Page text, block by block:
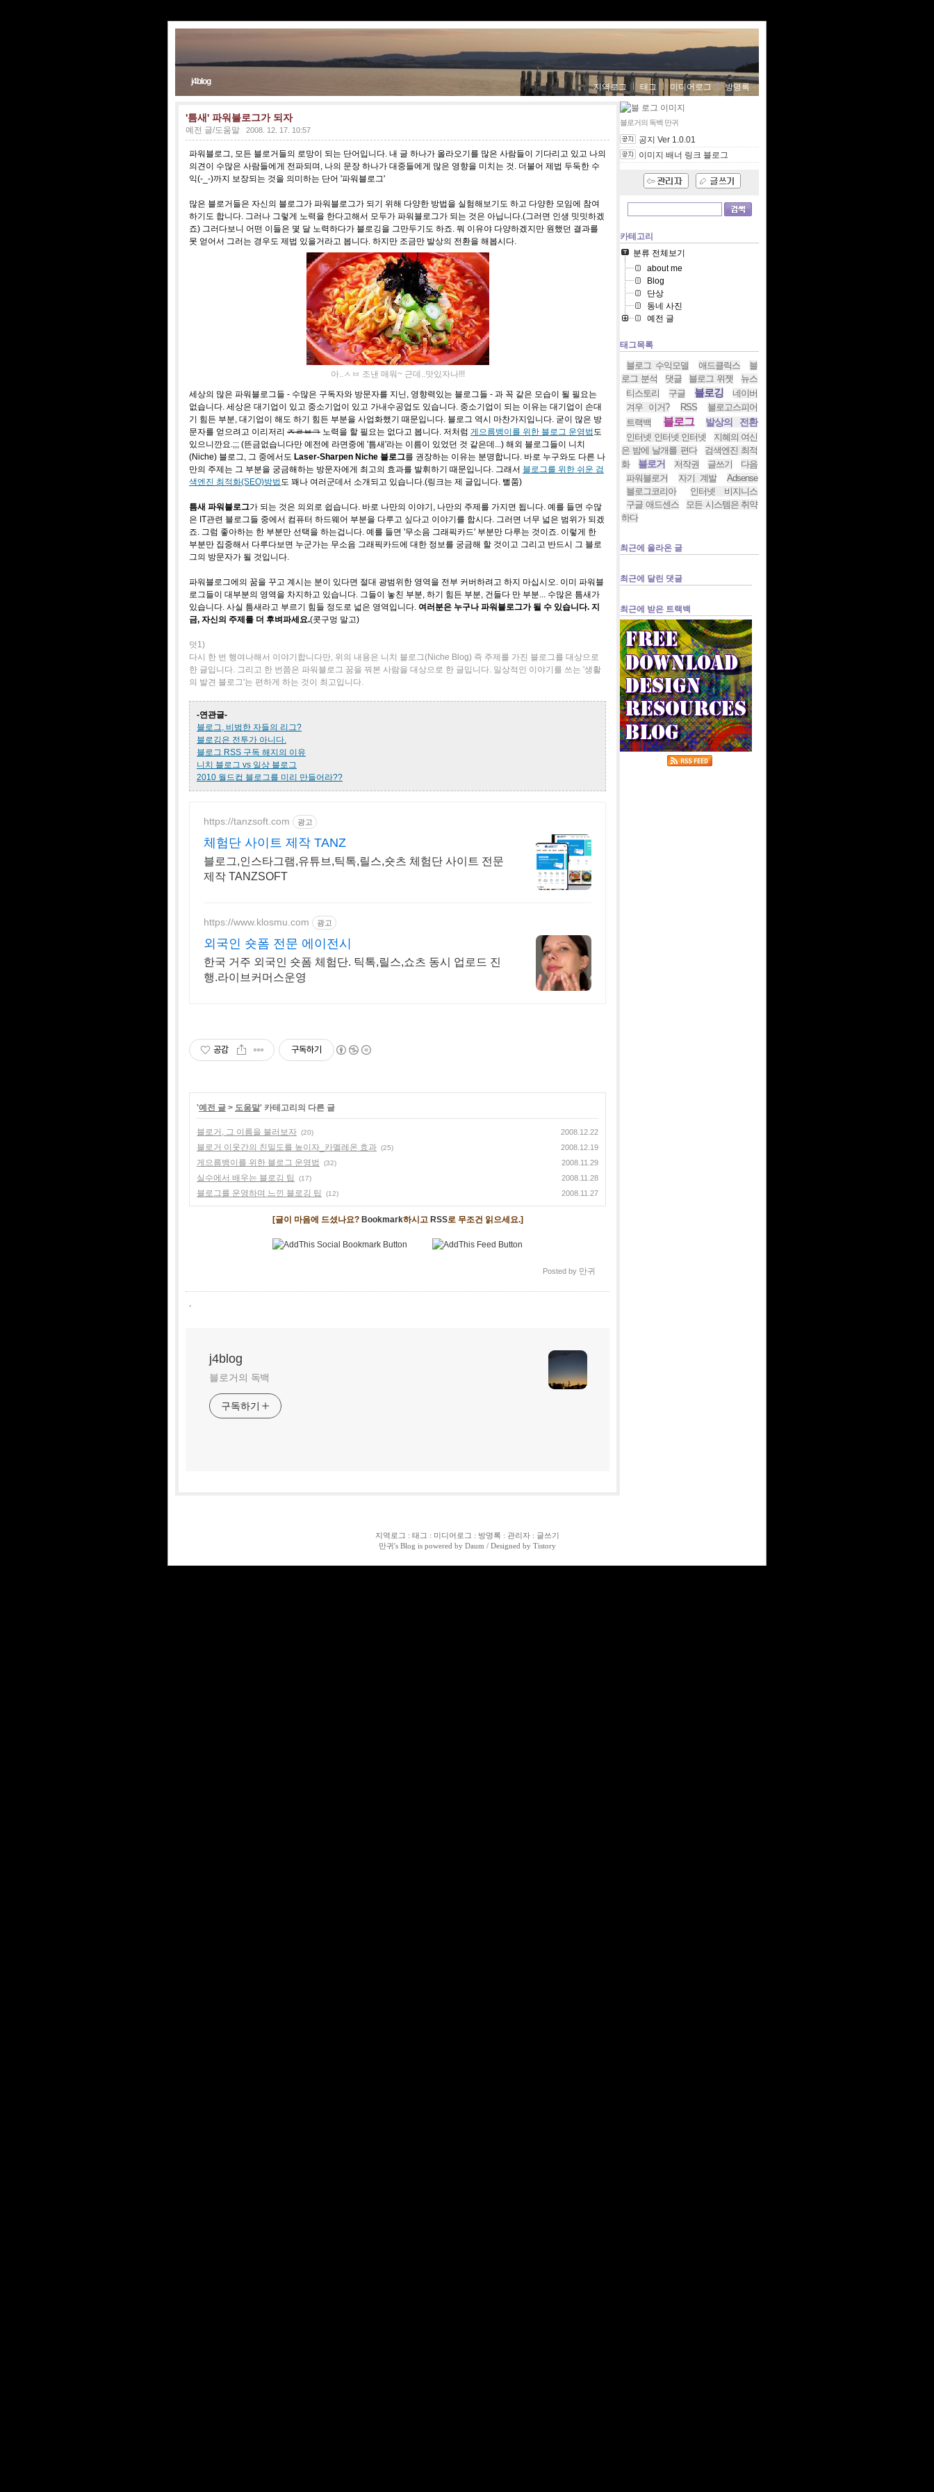
j4blog
지역로그 태그 미디어로그 방명록
'틈새' 파워블로그가 되자
예전 글/도움말 2008. 12. 17. 10:57
파워블로그, 모든 블로거들의 로망이 되는 단어입니다. 내 글 하나가 올라오기를 많은 사람들이 기다리고 있고 나의
의견이 수많은 사람들에게 전파되며, 나의 문장 하나가 대중들에게 많은 영향을 미치는 것. 더불어 제법 두둑한 수
익(-_-)까지 보장되는 것을 의미하는 단어 '파워블로그'
많은 블로거들은 자신의 블로그가 파워블로그가 되기 위해 다양한 방법을 실험해보기도 하고 다양한 모임에 참여
하기도 합니다. 그러나 그렇게 노력을 한다고해서 모두가 파워블로그가 되는 것은 아닙니다.(그러면 인생 밋밋하겠
죠) 그러다보니 어떤 이들은 몇 달 노력하다가 블로깅을 그만두기도 하죠. 뭐 이유야 다양하겠지만 원했던 결과를
못 얻어서 그러는 경우도 제법 있을거라고 봅니다. 하지만 조금만 발상의 전환을 해봅시다.
아..ㅅㅂ 조낸 매워~ 근데..맛있자나!!!
세상의 많은 파워블로그들 - 수많은 구독자와 방문자를 지닌, 영향력있는 블로그들 - 과 꼭 같은 모습이 될 필요는
없습니다. 세상은 대기업이 있고 중소기업이 있고 가내수공업도 있습니다. 중소기업이 되는 이유는 대기업이 손대
기 힘든 부분, 대기업이 해도 하기 힘든 부분을 사업화했기 때문입니다. 블로그 역시 마찬가지입니다. 굳이 많은 방
문자를 얻으려고 이리저리 ㅈㄹㅂㄱ 노력을 할 필요는 없다고 봅니다. 저처럼 게으름뱅이를 위한 블로그 운영법 도
있으니깐요.;;; (뜬금없습니다만 예전에 라면중에 '틈새'라는 이름이 있었던 것 같은데...) 해외 블로그들이 니치
(Niche) 블로그, 그 중에서도 Laser-Sharpen Niche 블로그를 권장하는 이유는 분명합니다. 바로 누구와도 다른 나
만의 주제는 그 부분을 궁금해하는 방문자에게 최고의 효과를 발휘하기 때문입니다. 그래서 블로그를 위한 쉬운 검
색엔진 최적화(SEO)방법 도 꽤나 여러군데서 소개되고 있습니다.(링크는 제 글입니다. 뻘쭘)
틈새 파워블로그가 되는 것은 의외로 쉽습니다. 바로 나만의 이야기, 나만의 주제를 가지면 됩니다. 예를 들면 수많
은 IT관련 블로그들 중에서 컴퓨터 하드웨어 부분을 다루고 싶다고 이야기를 합시다. 그러면 너무 넓은 범위가 되겠
죠. 그럼 좋아하는 한 부분만 선택을 하는겁니다. 예를 들면 '무소음 그래픽카드' 부분만 다루는 것이죠. 이렇게 한
부분만 집중해서 다루다보면 누군가는 무소음 그래픽카드에 대한 정보를 궁금해 할 것이고 그리고 반드시 그 블로
그의 방문자가 될 것입니다.
파워블로그에의 꿈을 꾸고 계시는 분이 있다면 절대 광범위한 영역을 전부 커버하려고 하지 마십시오. 이미 파워블
로그들이 대부분의 영역을 차지하고 있습니다. 그들이 놓친 부분, 하기 힘든 부분, 건들다 만 부분... 수많은 틈새가
있습니다. 사실 틈새라고 부르기 힘들 정도로 넓은 영역입니다. 여러분은 누구나 파워블로그가 될 수 있습니다. 지
금, 자신의 주제를 더 후벼파세요.(콧구멍 말고)
덧1)
다시 한 번 행여나해서 이야기합니다만, 위의 내용은 니치 블로그(Niche Blog) 즉 주제를 가진 블로그를 대상으로
한 글입니다. 그리고 한 번쯤은 파워블로그 꿈을 꿔본 사람을 대상으로 한 글입니다. 일상적인 이야기를 쓰는 '생활
의 발견 블로그'는 편하게 하는 것이 최고입니다.
-연관글-
블로그, 비범한 자들의 리그?
블로깅은 전투가 아니다.
블로그 RSS 구독 해지의 이유
니치 블로그 vs 일상 블로그
2010 월드컵 블로그를 미리 만들어라??
https://tanzsoft.com 광고
체험단 사이트 제작 TANZ
블로그,인스타그램,유튜브,틱톡,릴스,숏츠 체험단 사이트 전문
제작 TANZSOFT
https://www.klosmu.com 광고
외국인 숏폼 전문 에이전시
한국 거주 외국인 숏폼 체험단. 틱톡,릴스,쇼츠 동시 업로드 진
행.라이브커머스운영
공감 구독하기
'예전 글 > 도움말' 카테고리의 다른 글
블로거, 그 이름을 불러보자 (20) 2008.12.22
블로거 이웃간의 친밀도를 높이자_카멜레온 효과 (25) 2008.12.19
게으름뱅이를 위한 블로그 운영법 (32) 2008.11.29
실수에서 배우는 블로깅 팁 (17) 2008.11.28
블로그를 운영하며 느낀 블로깅 팁 (12) 2008.11.27
[글이 마음에 드셨나요? Bookmark하시고 RSS로 무조건 읽으세요.]
Posted by 만귀
j4blog
블로거의 독백
구독하기
블로거의 독백 만귀
공지 Ver 1.0.01
이미지 배너 링크 블로그
카테고리
분류 전체보기
about me
Blog
단상
동네 사진
예전 글
태그목록
블로그 수익모델 애드클릭스
블
로그 분석
댓글 블로그 위젯
뉴스
티스토리
구글 블로깅
네이버
겨우 이거?
RSS
블로고스피어
트랙백
블로그 발상의 전환
인터넷 인터넷 인터넷
지혜의 여신
은 밤에 날개를 편다
검색엔진 최적
화
블로거 저작권 글쓰기
다음
파워블로거
자기 계발
Adsense
블로그코리아
인터넷 비지니스
구글 애드센스
모든 시스템은 취약
하다
최근에 올라온 글
최근에 달린 댓글
최근에 받은 트랙백
지역로그 : 태그 : 미디어로그 : 방명록 : 관리자: 글쓰기
만귀's Blog is powered by Daum / Designed by Tistory